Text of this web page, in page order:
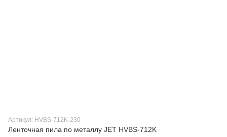
Артикул: HVBS-712K-230
Ленточная пила по металлу JET HVBS-712K